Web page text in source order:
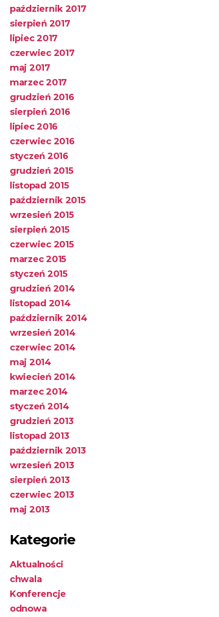
październik 2017
sierpień 2017
lipiec 2017
czerwiec 2017
maj 2017
marzec 2017
grudzień 2016
sierpień 2016
lipiec 2016
czerwiec 2016
styczeń 2016
grudzień 2015
listopad 2015
październik 2015
wrzesień 2015
sierpień 2015
czerwiec 2015
marzec 2015
styczeń 2015
grudzień 2014
listopad 2014
październik 2014
wrzesień 2014
czerwiec 2014
maj 2014
kwiecień 2014
marzec 2014
styczeń 2014
grudzień 2013
listopad 2013
październik 2013
wrzesień 2013
sierpień 2013
czerwiec 2013
maj 2013
Kategorie
Aktualności
chwala
Konferencje
odnowa